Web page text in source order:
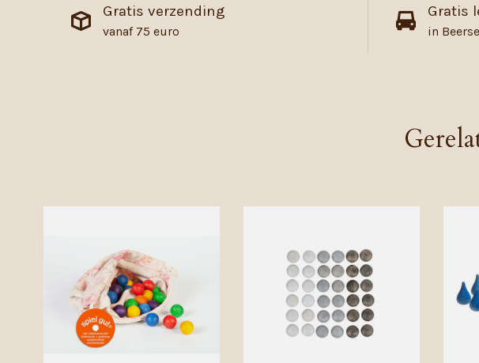
Gratis verzending
vanaf 75 euro
Gratis
in